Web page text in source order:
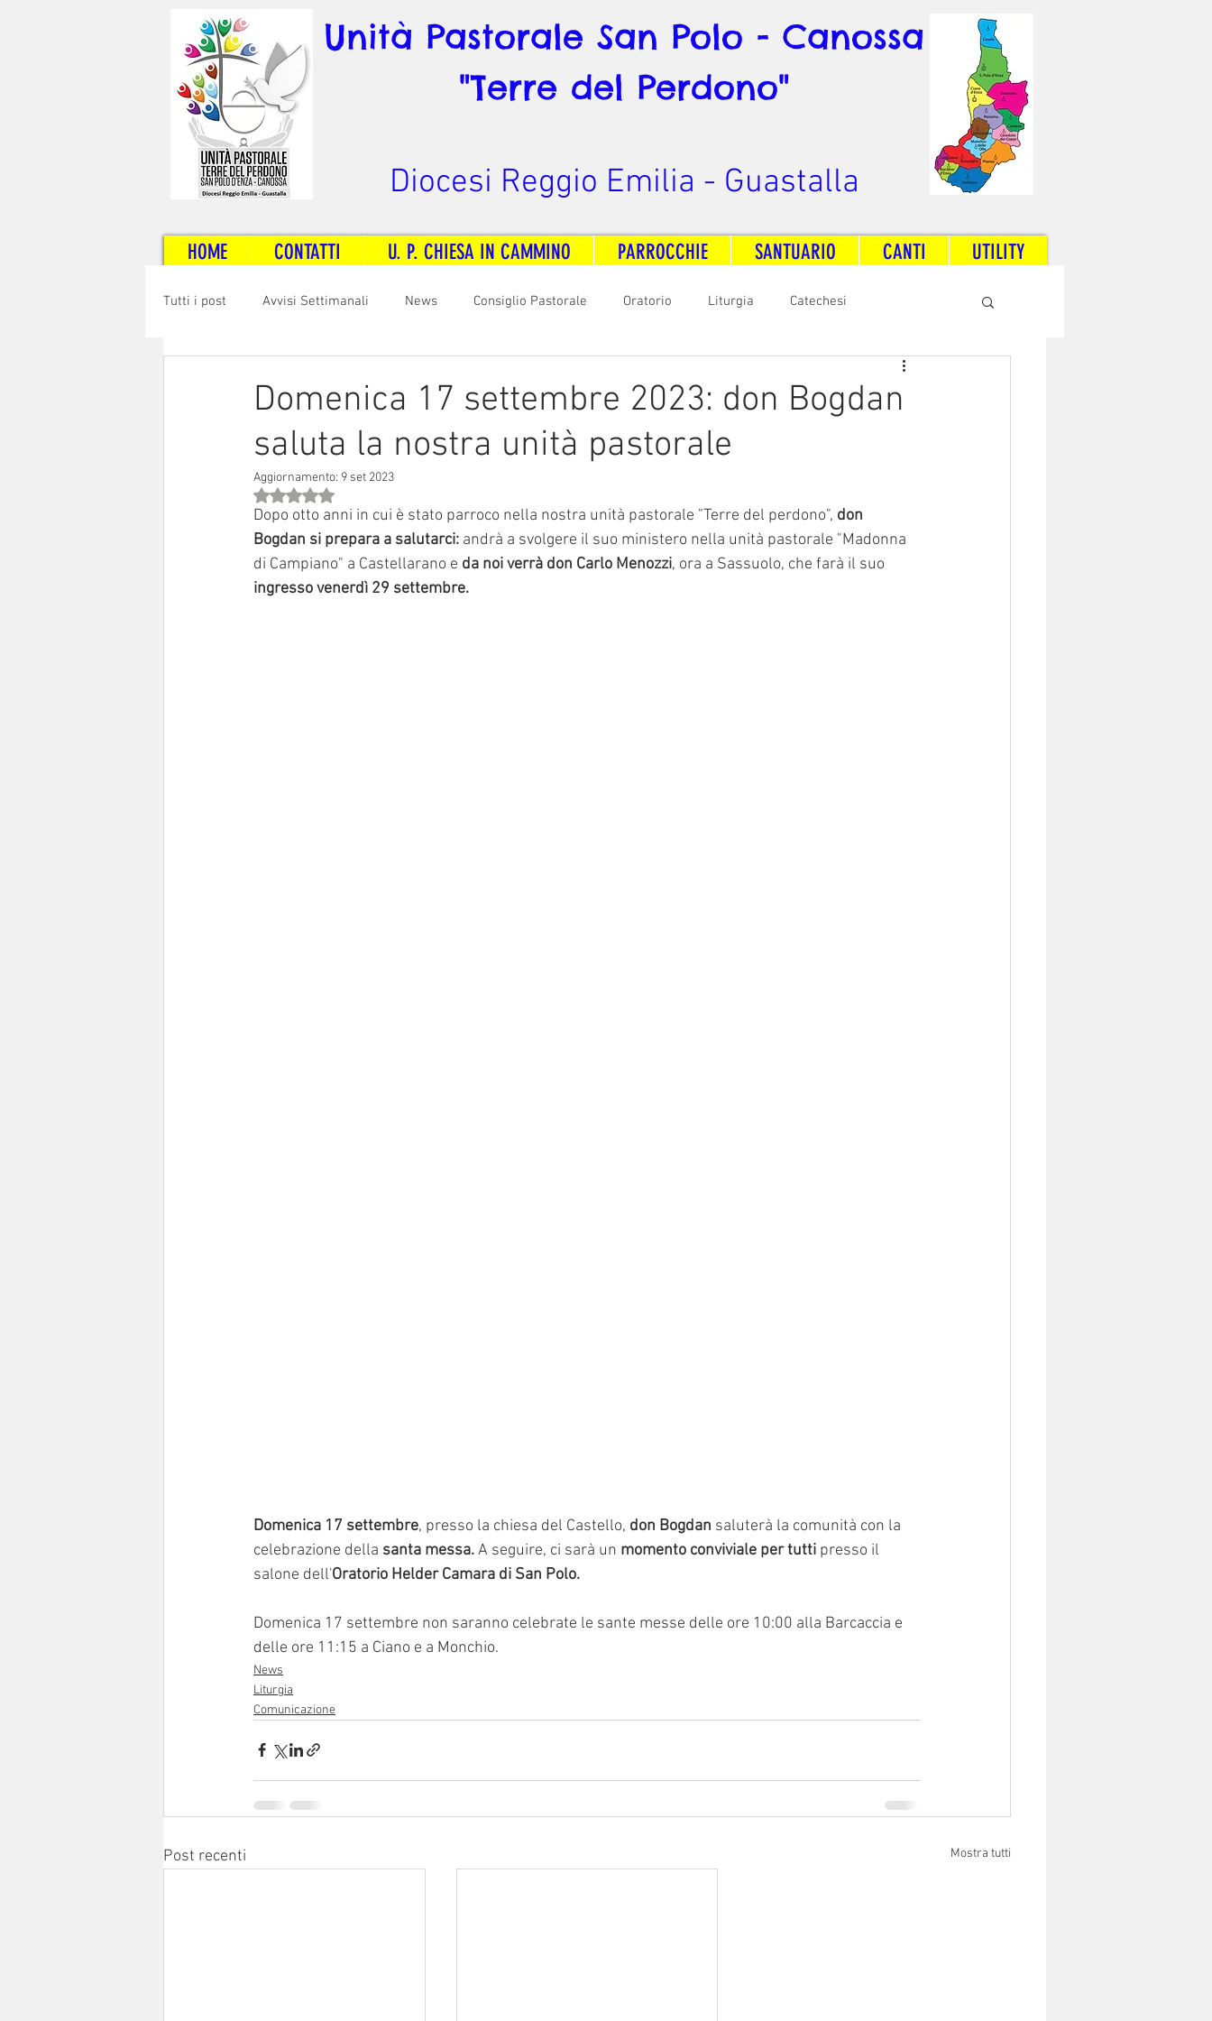
Unità Pastorale San Polo - Canossa
"Terre del Perdono"
Diocesi Reggio Emilia - Guastalla
HOME CONTATTI U. P. CHIESA IN CAMMINO PARROCCHIE SANTUARIO CANTI UTILITY
Tutti i post Avvisi Settimanali News Consiglio Pastorale Oratorio Liturgia Catechesi
Radio Dream Together
Sinodo 2021-23 Anziani e ammalati
Domenica 17 settembre 2023: don Bogdan
saluta la nostra unità pastorale
Aggiornamento: 9 set 2023
Valutazione NaN stelle su 5.
Dopo otto anni in cui è stato parroco nella nostra unità pastorale "Terre del perdono", don
Bogdan si prepara a salutarci: andrà a svolgere il suo ministero nella unità pastorale "Madonna
di Campiano" a Castellarano e da noi verrà don Carlo Menozzi, ora a Sassuolo, che farà il suo
ingresso venerdì 29 settembre.
Domenica 17 settembre, presso la chiesa del Castello, don Bogdan saluterà la comunità con la
celebrazione della santa messa. A seguire, ci sarà un momento conviviale per tutti presso il
salone dell'Oratorio Helder Camara di San Polo.
Domenica 17 settembre non saranno celebrate le sante messe delle ore 10:00 alla Barcaccia e
delle ore 11:15 a Ciano e a Monchio.
News
Liturgia
Comunicazione
Post recenti Mostra tutti